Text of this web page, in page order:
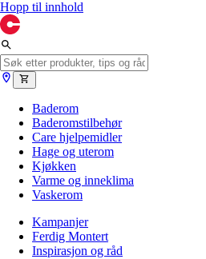
Hopp til innhold
Baderom
Baderomstilbehør
Care hjelpemidler
Hage og uterom
Kjøkken
Varme og inneklima
Vaskerom
Kampanjer
Ferdig Montert
Inspirasjon og råd